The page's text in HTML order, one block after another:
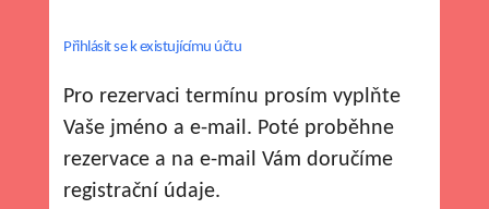
Přihlásit se k existujícímu účtu
Pro rezervaci termínu prosím vyplňte
Vaše jméno a e-mail. Poté proběhne
rezervace a na e-mail Vám doručíme
registrační údaje.